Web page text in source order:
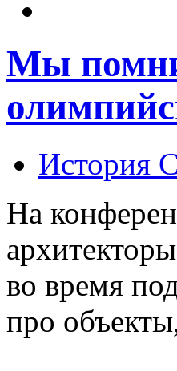
Мы
История
На
во время
про